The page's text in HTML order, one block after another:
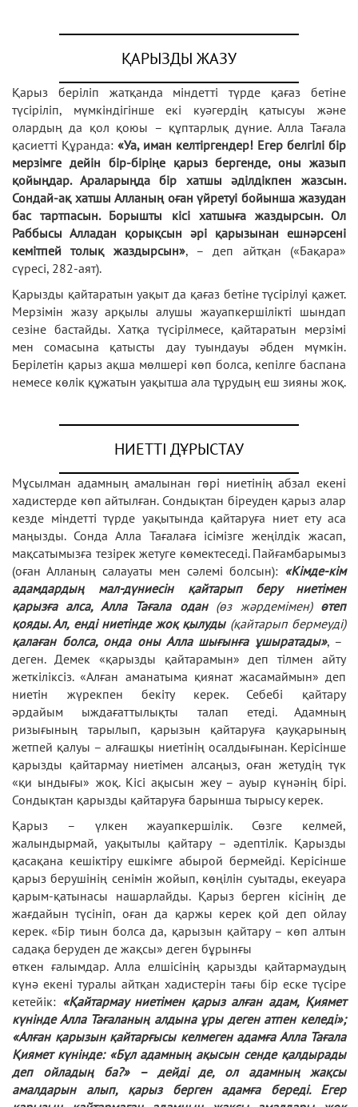
ҚАРЫЗДЫ ЖАЗУ
Қарыз беріліп жатқанда міндетті түрде қағаз бетіне
түсіріліп, мүмкіндігінше екі куәгердің қатысуы және
олардың да қол қоюы – құптарлық дүние. Алла Тағала
қасиетті Құранда: «Уа, иман келтіргендер! Егер белгілі бір
мерзімге дейін бір-біріңе қарыз бергенде, оны жазып
қойыңдар. Араларыңда бір хатшы әділдікпен жазсын.
Сондай-ақ хатшы Алланың оған үйретуі бойынша жазудан
бас тартпасын. Борышты кісі хатшыға жаздырсын. Ол
Раббысы Алладан қорықсын әрі қарызынан ешнәрсені
кемітпей толық жаздырсын», – деп айтқан («Бақара»
сүресі, 282-аят).
Қарызды қайтаратын уақыт да қағаз бетіне түсірілуі қажет.
Мерзімін жазу арқылы алушы жауапкершілікті шындап
сезіне бастайды. Хатқа түсірілмесе, қайтаратын мерзімі
мен сомасына қатысты дау туындауы әбден мүмкін.
Берілетін қарыз ақша мөлшері көп болса, кепілге баспана
немесе көлік құжатын уақытша ала тұрудың еш зияны жоқ.
НИЕТТІ ДҰРЫСТАУ
Мұсылман адамның амалынан гөрі ниетінің абзал екені
хадистерде көп айтылған. Сондықтан біреуден қарыз алар
кезде міндетті түрде уақытында қайтаруға ниет ету аса
маңызды. Сонда Алла Тағалаға ісімізге жеңілдік жасап,
мақсатымызға тезірек жетуге көмектеседі. Пайғамбарымыз
(оған Алланың салауаты мен сәлемі болсын): «Кімде-кім
адамдардың мал-дүниесін қайтарып беру ниетімен
қарызға алса, Алла Тағала одан (өз жәрдемімен)өтеп
қояды. Ал, енді ниетінде жоқ қылуды (қайтарып бермеуді)
қалаған болса, онда оны Алла шығынға ұшыратады», –
деген. Демек «қарызды қайтарамын» деп тілмен айту
жеткіліксіз. «Алған аманатыма қиянат жасамаймын» деп
ниетін жүрекпен бекіту керек. Себебі қайтару
әрдайым ыждағаттылықты талап етеді. Адамның
ризығының тарылып, қарызын қайтаруға қауқарының
жетпей қалуы – алғашқы ниетінің осалдығынан. Керісінше
қарызды қайтармау ниетімен алсаңыз, оған жетудің түк
«қи ындығы» жоқ. Кісі ақысын жеу – ауыр күнәнің бірі.
Сондықтан қарызды қайтаруға барынша тырысу керек.
Қарыз – үлкен жауапкершілік. Сөзге келмей,
жалындырмай, уақытылы қайтару – әдептілік. Қарызды
қасақана кешіктіру ешкімге абырой бермейді. Керісінше
қарыз берушінің сенімін жойып, көңілін суытады, екеуара
қарым-қатынасы нашарлайды. Қарыз берген кісінің де
жағдайын түсініп, оған да қаржы керек қой деп ойлау
керек. «Бір тиын болса да, қарызын қайтару – көп алтын
садақа беруден де жақсы» деген бұрынғы
өткен ғалымдар. Алла елшісінің қарызды қайтармаудың
күнә екені туралы айтқан хадистерін тағы бір еске түсіре
кетейік: «Қайтармау ниетімен қарыз алған адам, Қиямет
күнінде Алла Тағаланың алдына ұры деген атпен келеді»;
«Алған қарызын қайтарғысы келмеген адамға Алла Тағала
Қиямет күнінде: «Бұл адамның ақысын сенде қалдырады
деп ойладың ба?» – дейді де, ол адамның жақсы
амалдарын алып, қарыз берген адамға береді. Егер